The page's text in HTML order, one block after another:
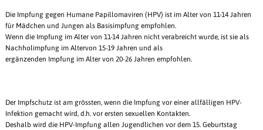
Die Impfung gegen Humane Papillomaviren (HPV) ist im Alter von 11-14 Jahren
für Mädchen und Jungen als Basisimpfung empfohlen.
Wenn die Impfung im Alter von 11-14 Jahren nicht verabreicht wurde, ist sie als
Nachholimpfung im Altervon 15-19 Jahren und als
ergänzenden Impfung im Alter von 20-26 Jahren empfohlen.
Der Impfschutz ist am grössten, wenn die Impfung vor einer allfälligen HPV-
Infektion gemacht wird, d.h. vor ersten sexuellen Kontakten.
Deshalb wird die HPV-Impfung allen Jugendlichen vor dem 15. Geburtstag